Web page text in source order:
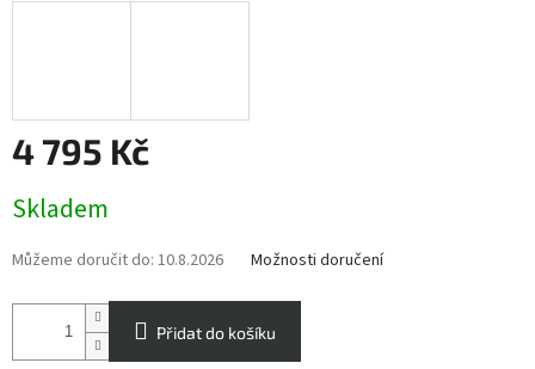
4 795 Kč
cena:
Skladem
Můžeme doručit do: 10.8.2026 Možnosti doručení
Přidat do košíku